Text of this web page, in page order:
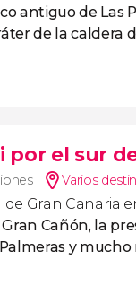
antiguo de Las
de la caldera
por el sur
Varios
de Gran Canaria
Cañón, la
y mucho